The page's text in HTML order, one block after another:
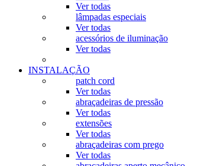
Ver todas
lâmpadas especiais
Ver todas
acessórios de iluminação
Ver todas
INSTALAÇÃO
patch cord
Ver todas
abraçadeiras de pressão
Ver todas
extensões
Ver todas
abraçadeiras com prego
Ver todas